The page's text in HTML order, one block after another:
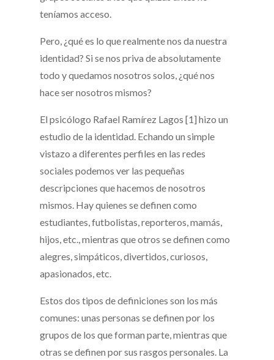
teníamos acceso.
Pero, ¿qué es lo que realmente nos da nuestra
identidad? Si se nos priva de absolutamente
todo y quedamos nosotros solos, ¿qué nos
hace ser nosotros mismos?
El psicólogo Rafael Ramírez Lagos [1] hizo un
estudio de la identidad. Echando un simple
vistazo a diferentes perfiles en las redes
sociales podemos ver las pequeñas
descripciones que hacemos de nosotros
mismos. Hay quienes se definen como
estudiantes, futbolistas, reporteros, mamás,
hijos, etc., mientras que otros se definen como
alegres, simpáticos, divertidos, curiosos,
apasionados, etc.
Estos dos tipos de definiciones son los más
comunes: unas personas se definen por los
grupos de los que forman parte, mientras que
otras se definen por sus rasgos personales. La